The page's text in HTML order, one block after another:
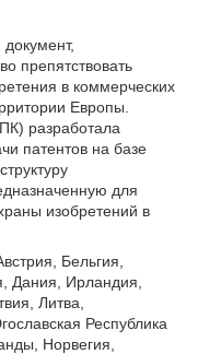
препятствовать
в коммерческих
Европы.
разработала
патентов на базе
для
изобретений в
Бельгия,
Дания, Ирландия,
Литва,
Республика
Норвегия,